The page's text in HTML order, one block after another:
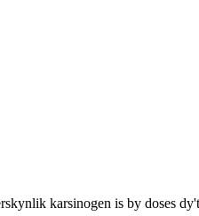
karsinogen is by doses